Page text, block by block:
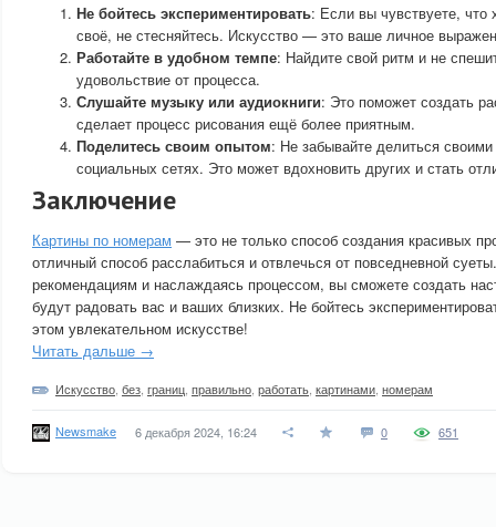
Не бойтесь экспериментировать: Если вы чувствуете, что
своё, не стесняйтесь. Искусство — это ваше личное
Работайте в удобном темпе: Найдите свой ритм и не
удовольствие от процесса.
Слушайте музыку или аудиокниги: Это поможет создать
сделает процесс рисования ещё более приятным.
Поделитесь своим опытом: Не забывайте делиться
социальных сетях. Это может вдохновить других и стать
Заключение
Картины по номерам — это не только способ создания красивых
отличный способ расслабиться и отвлечься от повседневной
рекомендациям и наслаждаясь процессом, вы сможете создать
будут радовать вас и ваших близких. Не бойтесь
этом увлекательном искусстве!
Читать дальше →
Искусство без границ правильно работать картинами номерам
Newsmake 6 декабря 2024, 16:24 0 651